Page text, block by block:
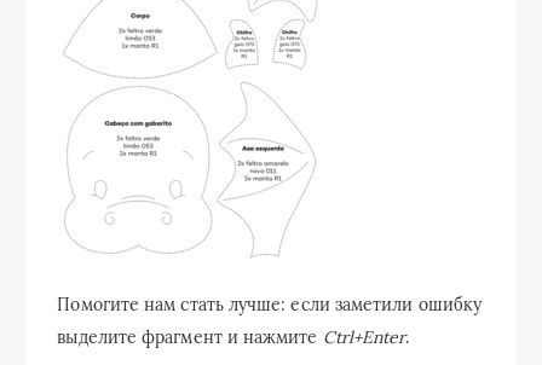
Помогите нам стать лучше: если заметили ошибку
выделите фрагмент и нажмите Ctrl+Enter.